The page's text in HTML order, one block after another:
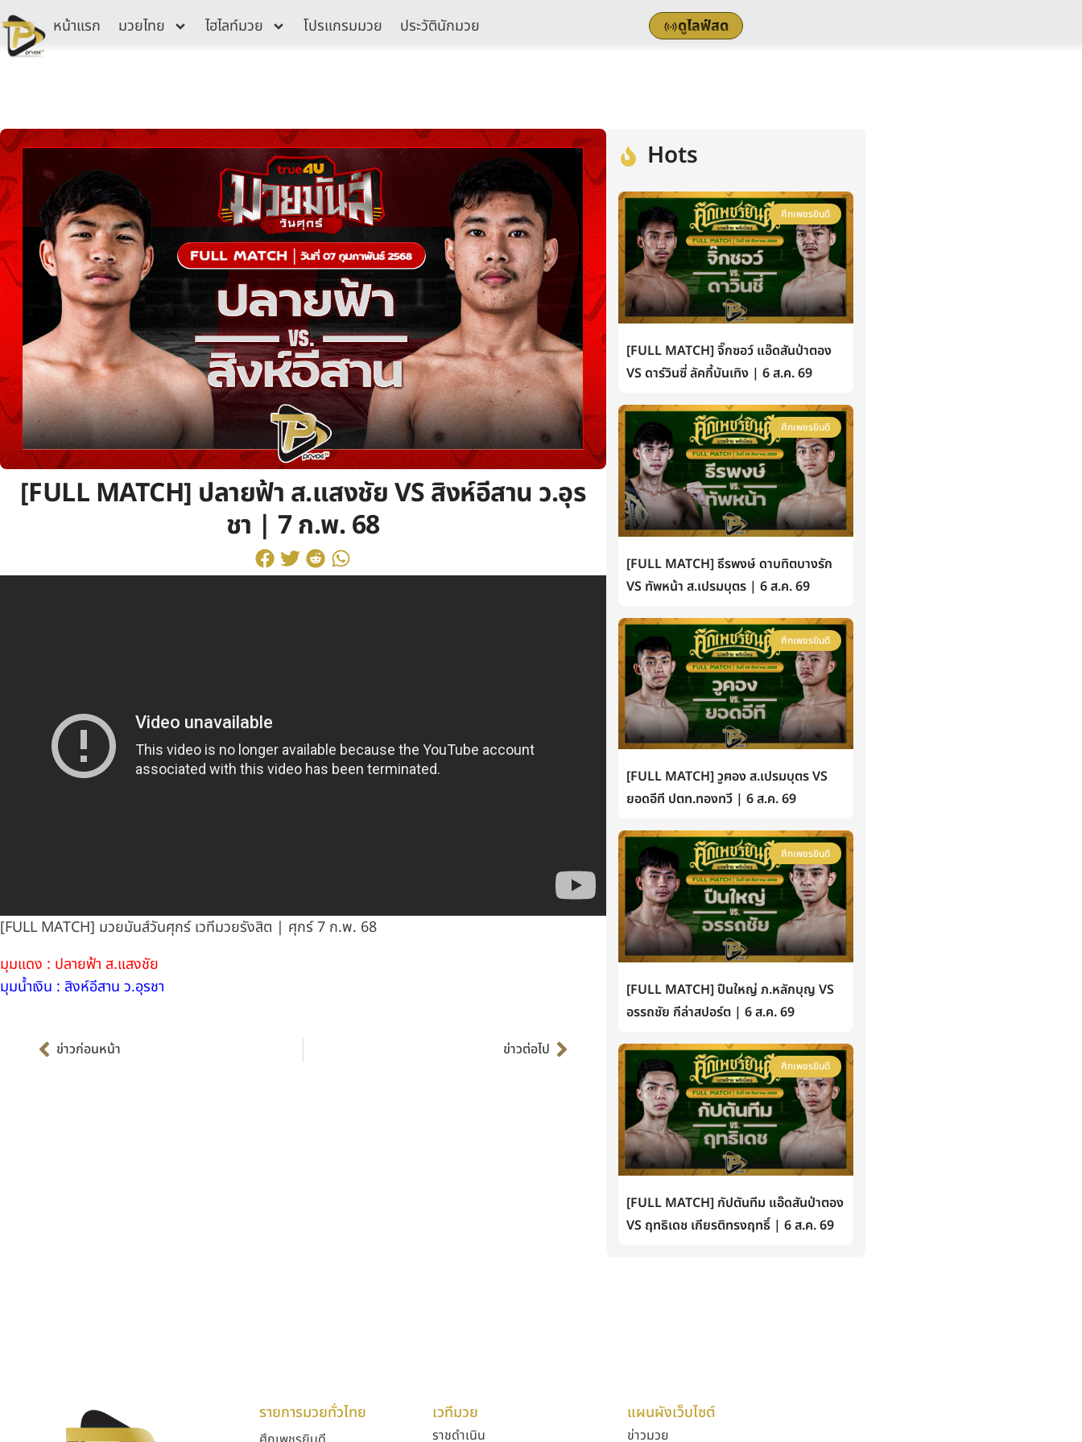
Skip
to
content
หน้าแรก มวยไทย ไฮไลท์มวย โปรแกรมมวย ประวัตินักมวย ดูไลฟ์สด
[FULL MATCH] ปลายฟ้า ส.แสงชัย VS สิงห์อีสาน ว.อุร
ชา | 7 ก.พ. 68
[FULL MATCH] มวยมันส์วันศุกร์ เวทีมวยรังสิต | ศุกร์ 7 ก.พ. 68
มุมแดง : ปลายฟ้า ส.แสงชัย
มุมน้ำเงิน : สิงห์อีสาน ว.อุรชา
ข่าวก่อนหน้า ข่าวต่อไป
Hots
ศึกเพชรยินดี
[FULL MATCH] จิ๊กซอว์ แอ๊ดสันป่าตอง
VS ดาร์วินซี่ ลัคกี้บันเทิง | 6 ส.ค. 69
ศึกเพชรยินดี
[FULL MATCH] ธีรพงษ์ ดาบทิตบางรัก
VS ทัพหน้า ส.เปรมบุตร | 6 ส.ค. 69
ศึกเพชรยินดี
[FULL MATCH] วูฅอง ส.เปรมบุตร VS
ยอดอีที ปตท.ทองทวี | 6 ส.ค. 69
ศึกเพชรยินดี
[FULL MATCH] ปืนใหญ่ ภ.หลักบุญ VS
อรรถชัย กีล่าสปอร์ต | 6 ส.ค. 69
ศึกเพชรยินดี
[FULL MATCH] กัปตันทีม แอ๊ดสันป่าตอง
VS ฤทธิเดช เกียรติทรงฤทธิ์ | 6 ส.ค. 69
รายการมวยทั่วไทย เวทีมวย
ราชดำเนิน
แผนผังเว็บไซต์
ข่าวมวย